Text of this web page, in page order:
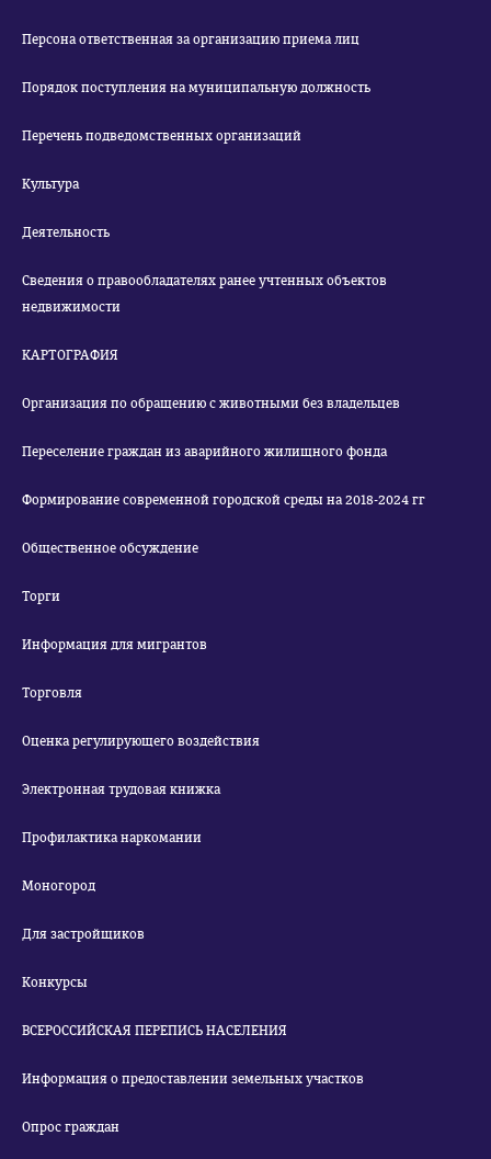
Персона ответственная за организацию приема лиц
Порядок поступления на муниципальную должность
Перечень подведомственных организаций
Культура
Деятельность
Сведения о правообладателях ранее учтенных объектов
недвижимости
КАРТОГРАФИЯ
Организация по обращению с животными без владельцев
Переселение граждан из аварийного жилищного фонда
Формирование современной городской среды на 2018-2024 гг
Общественное обсуждение
Торги
Информация для мигрантов
Торговля
Оценка регулирующего воздействия
Электронная трудовая книжка
Профилактика наркомании
Моногород
Для застройщиков
Конкурсы
ВСЕРОССИЙСКАЯ ПЕРЕПИСЬ НАСЕЛЕНИЯ
Информация о предоставлении земельных участков
Опрос граждан